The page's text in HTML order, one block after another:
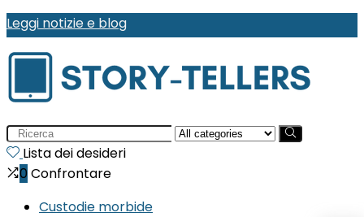
Leggi notizie e blog
Search
for:Lista dei desideri
0 Confrontare
Custodie morbide